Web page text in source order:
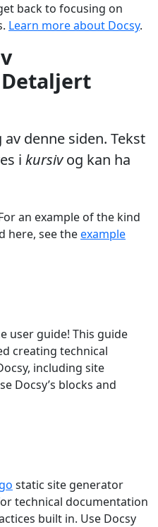
back to focusing on
Learn more about Docsy.
denne siden. Tekst
i kursivog kan ha
an example of the kind
here, see theexample
user guide! This guide
creating technical
including site
Docsy’s blocks and
static site generator
technical documentation
built in. Use Docsy